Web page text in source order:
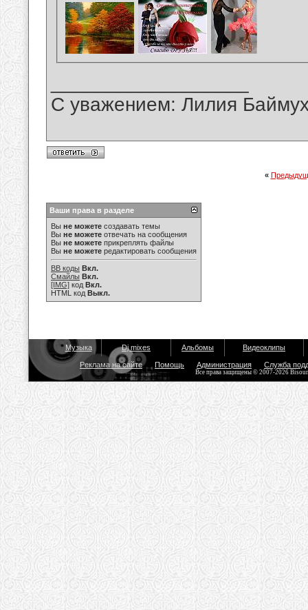
С уважением: Лилия
«
Ваши права в разделе
Вы не можете создавать темы
Вы не можете отвечать на сообщения
Вы не можете прикреплять файлы
Вы не можете редактировать сообщения
BB коды Вкл.
Смайлы Вкл.
[IMG] код Вкл.
HTML код Выкл.
Музыка Dj mixes Альбомы Видеоклипы
Реклама на сайте Помощь Администрация Служба
Все права защищены © 2007-2026